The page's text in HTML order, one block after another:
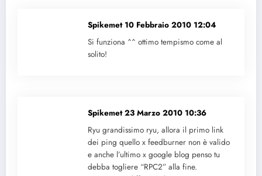
Spikemet 10 Febbraio 2010 12:04
Si funziona ^^ ottimo tempismo come al
solito!
Spikemet23 Marzo 2010 10:36
Ryu grandissimo ryu, allora il primo link
dei ping quello x feedburner non è valido
e anche l’ultimo x google blog penso tu
debba togliere “RPC2” alla fine.